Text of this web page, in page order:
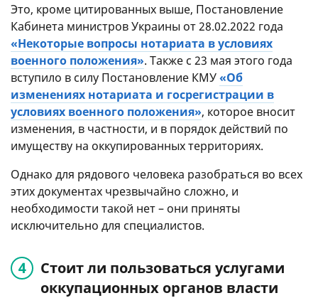
Это, кроме цитированных выше, Постановление
Кабинета министров Украины от 28.02.2022 года
«Некоторые вопросы нотариата в условиях
военного положения». Также с 23 мая этого года
вступило в силу Постановление КМУ«Об
изменениях нотариата и госрегистрации в
условиях военного положения», которое вносит
изменения, в частности, и в порядок действий по
имуществу на оккупированных территориях.
Однако для рядового человека разобраться во всех
этих документах чрезвычайно сложно, и
необходимости такой нет – они приняты
исключительно для специалистов.
Стоит ли пользоваться услугами
оккупационных органов власти